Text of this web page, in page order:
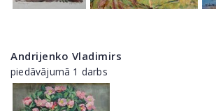
Andrijenko Vladimirs
piedāvājumā 1 darbs